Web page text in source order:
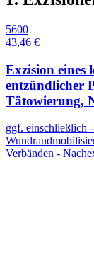
5600
43,46 €
Exzision eines
entzündlicher
Tätowierung,
ggf. einschließlich
Verbänden -